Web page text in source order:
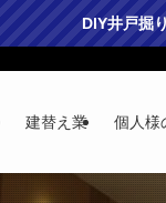
DIY井戸掘
建替え業 個人様